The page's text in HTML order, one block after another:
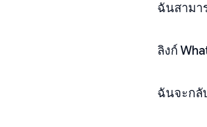
ฉันสามา
ลิงก์
ฉันจะกลั